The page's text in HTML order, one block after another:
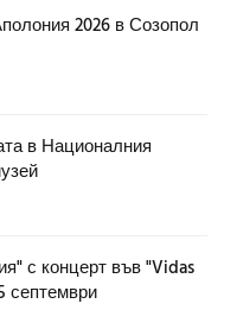
2026 в Созопол
в Националния
с концерт във "Vidas
септември